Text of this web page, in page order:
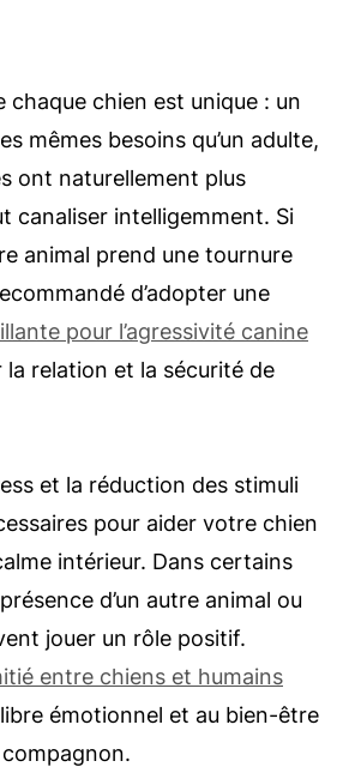
chaque chien est unique : un
mêmes besoins qu’un adulte,
ont naturellement plus
canaliser intelligemment. Si
animal prend une tournure
d’adopter une
pour l’agressivité canine
la relation et la sécurité de
et la réduction des stimuli
pour aider votre chien
intérieur. Dans certains
d’un autre animal ou
jouer un rôle positif.
entre chiens et humains
émotionnel et au bien-être